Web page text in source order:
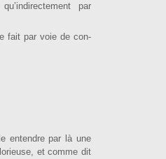
par
fait par voie de con­
entendre par là une
et comme dit